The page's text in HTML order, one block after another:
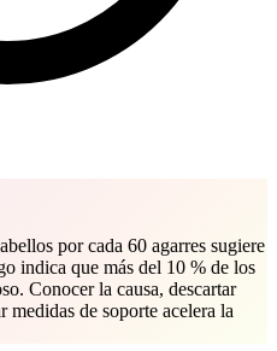
por cada 60 agarres sugiere
indica que más del 10 % de los
Conocer la causa, descartar
de soporte acelera la